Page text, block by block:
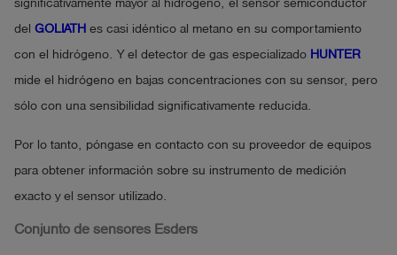
significativamente mayor al hidrógeno, el sensor semiconductor
del GOLIATH es casi idéntico al metano en su comportamiento
con el hidrógeno. Y el detector de gas especializado HUNTER
mide el hidrógeno en bajas concentraciones con su sensor, pero
sólo con una sensibilidad significativamente reducida.
Por lo tanto, póngase en contacto con su proveedor de equipos
para obtener información sobre su instrumento de medición
exacto y el sensor utilizado.
Conjunto de sensores Esders